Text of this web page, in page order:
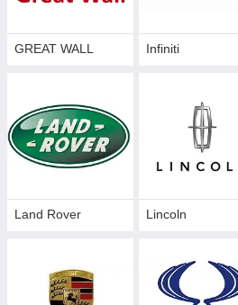
GREAT WALL Infiniti
Land Rover Lincoln